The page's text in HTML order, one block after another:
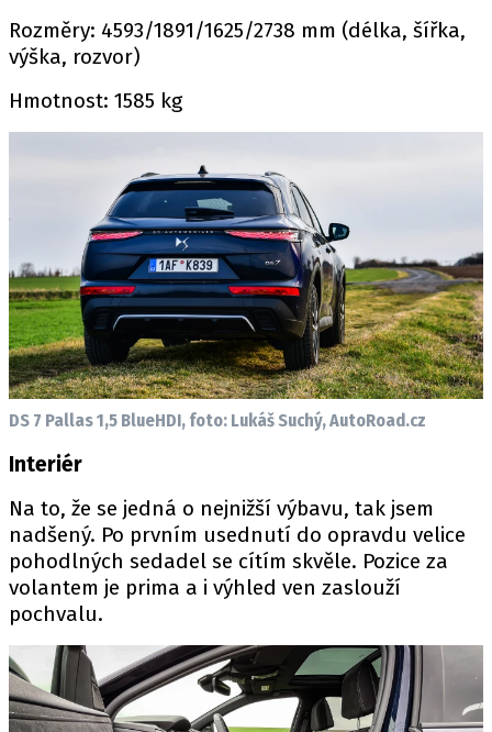
Rozměry: 4593/1891/1625/2738 mm (délka, šířka,
výška, rozvor)
Hmotnost: 1585 kg
DS 7 Pallas 1,5 BlueHDI, foto: Lukáš Suchý, AutoRoad.cz
Interiér
Na to, že se jedná o nejnižší výbavu, tak jsem
nadšený. Po prvním usednutí do opravdu velice
pohodlných sedadel se cítím skvěle. Pozice za
volantem je prima a i výhled ven zaslouží
pochvalu.